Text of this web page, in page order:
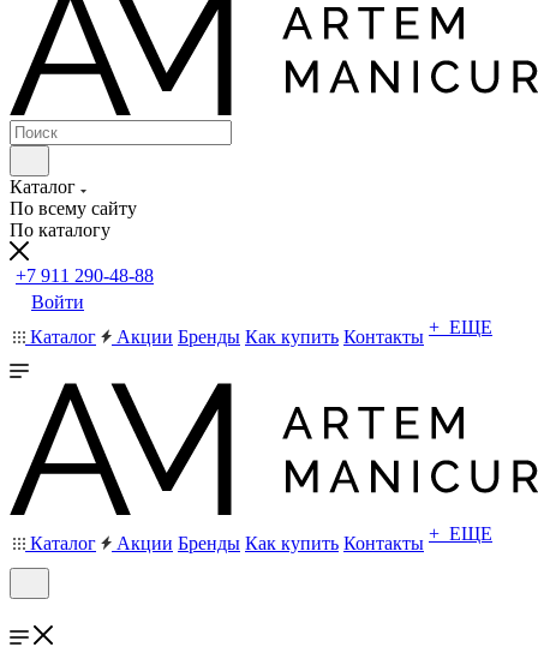
Каталог
По всему сайту
По каталогу
+7 911 290-48-88
Войти
Каталог
Акции Бренды Как купить Контакты + ЕЩЕ
Каталог Акции Бренды Как купить Контакты + ЕЩЕ